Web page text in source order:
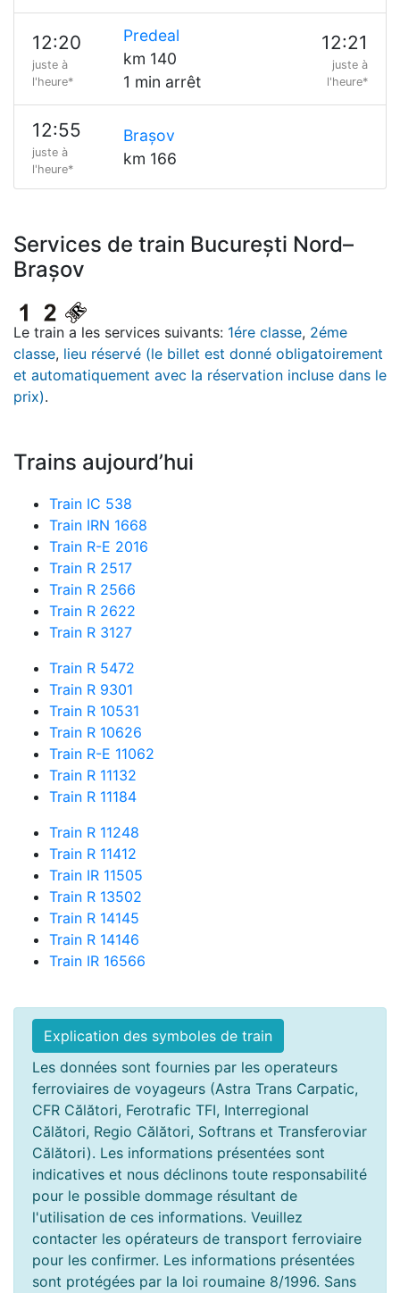
12:20
juste à
l'heure*
Predeal
km 140
1 min arrêt
12:21
juste à
l'heure*
12:55
juste à
l'heure*
Brașov
km 166
Services de train București Nord–
Brașov
Le train a les services suivants: 1ére classe, 2éme
classe, lieu réservé (le billet est donné obligatoirement
et automatiquement avec la réservation incluse dans le
prix).
Trains aujourd’hui
Train IC 538
Train IRN 1668
Train R-E 2016
Train R 2517
Train R 2566
Train R 2622
Train R 3127
Train R 5472
Train R 9301
Train R 10531
Train R 10626
Train R-E 11062
Train R 11132
Train R 11184
Train R 11248
Train R 11412
Train IR 11505
Train R 13502
Train R 14145
Train R 14146
Train IR 16566
Explication des symboles de train
Les données sont fournies par les operateurs
ferroviaires de voyageurs (Astra Trans Carpatic,
CFR Călători, Ferotrafic TFI, Interregional
Călători, Regio Călători, Softrans et Transferoviar
Călători). Les informations présentées sont
indicatives et nous déclinons toute responsabilité
pour le possible dommage résultant de
l'utilisation de ces informations. Veuillez
contacter les opérateurs de transport ferroviaire
pour les confirmer. Les informations présentées
sont protégées par la loi roumaine 8/1996. Sans